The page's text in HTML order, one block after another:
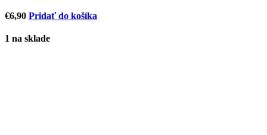
€6,90 Pridať do košíka
1 na sklade